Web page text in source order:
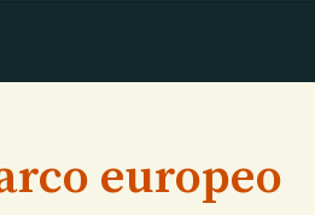
europeo